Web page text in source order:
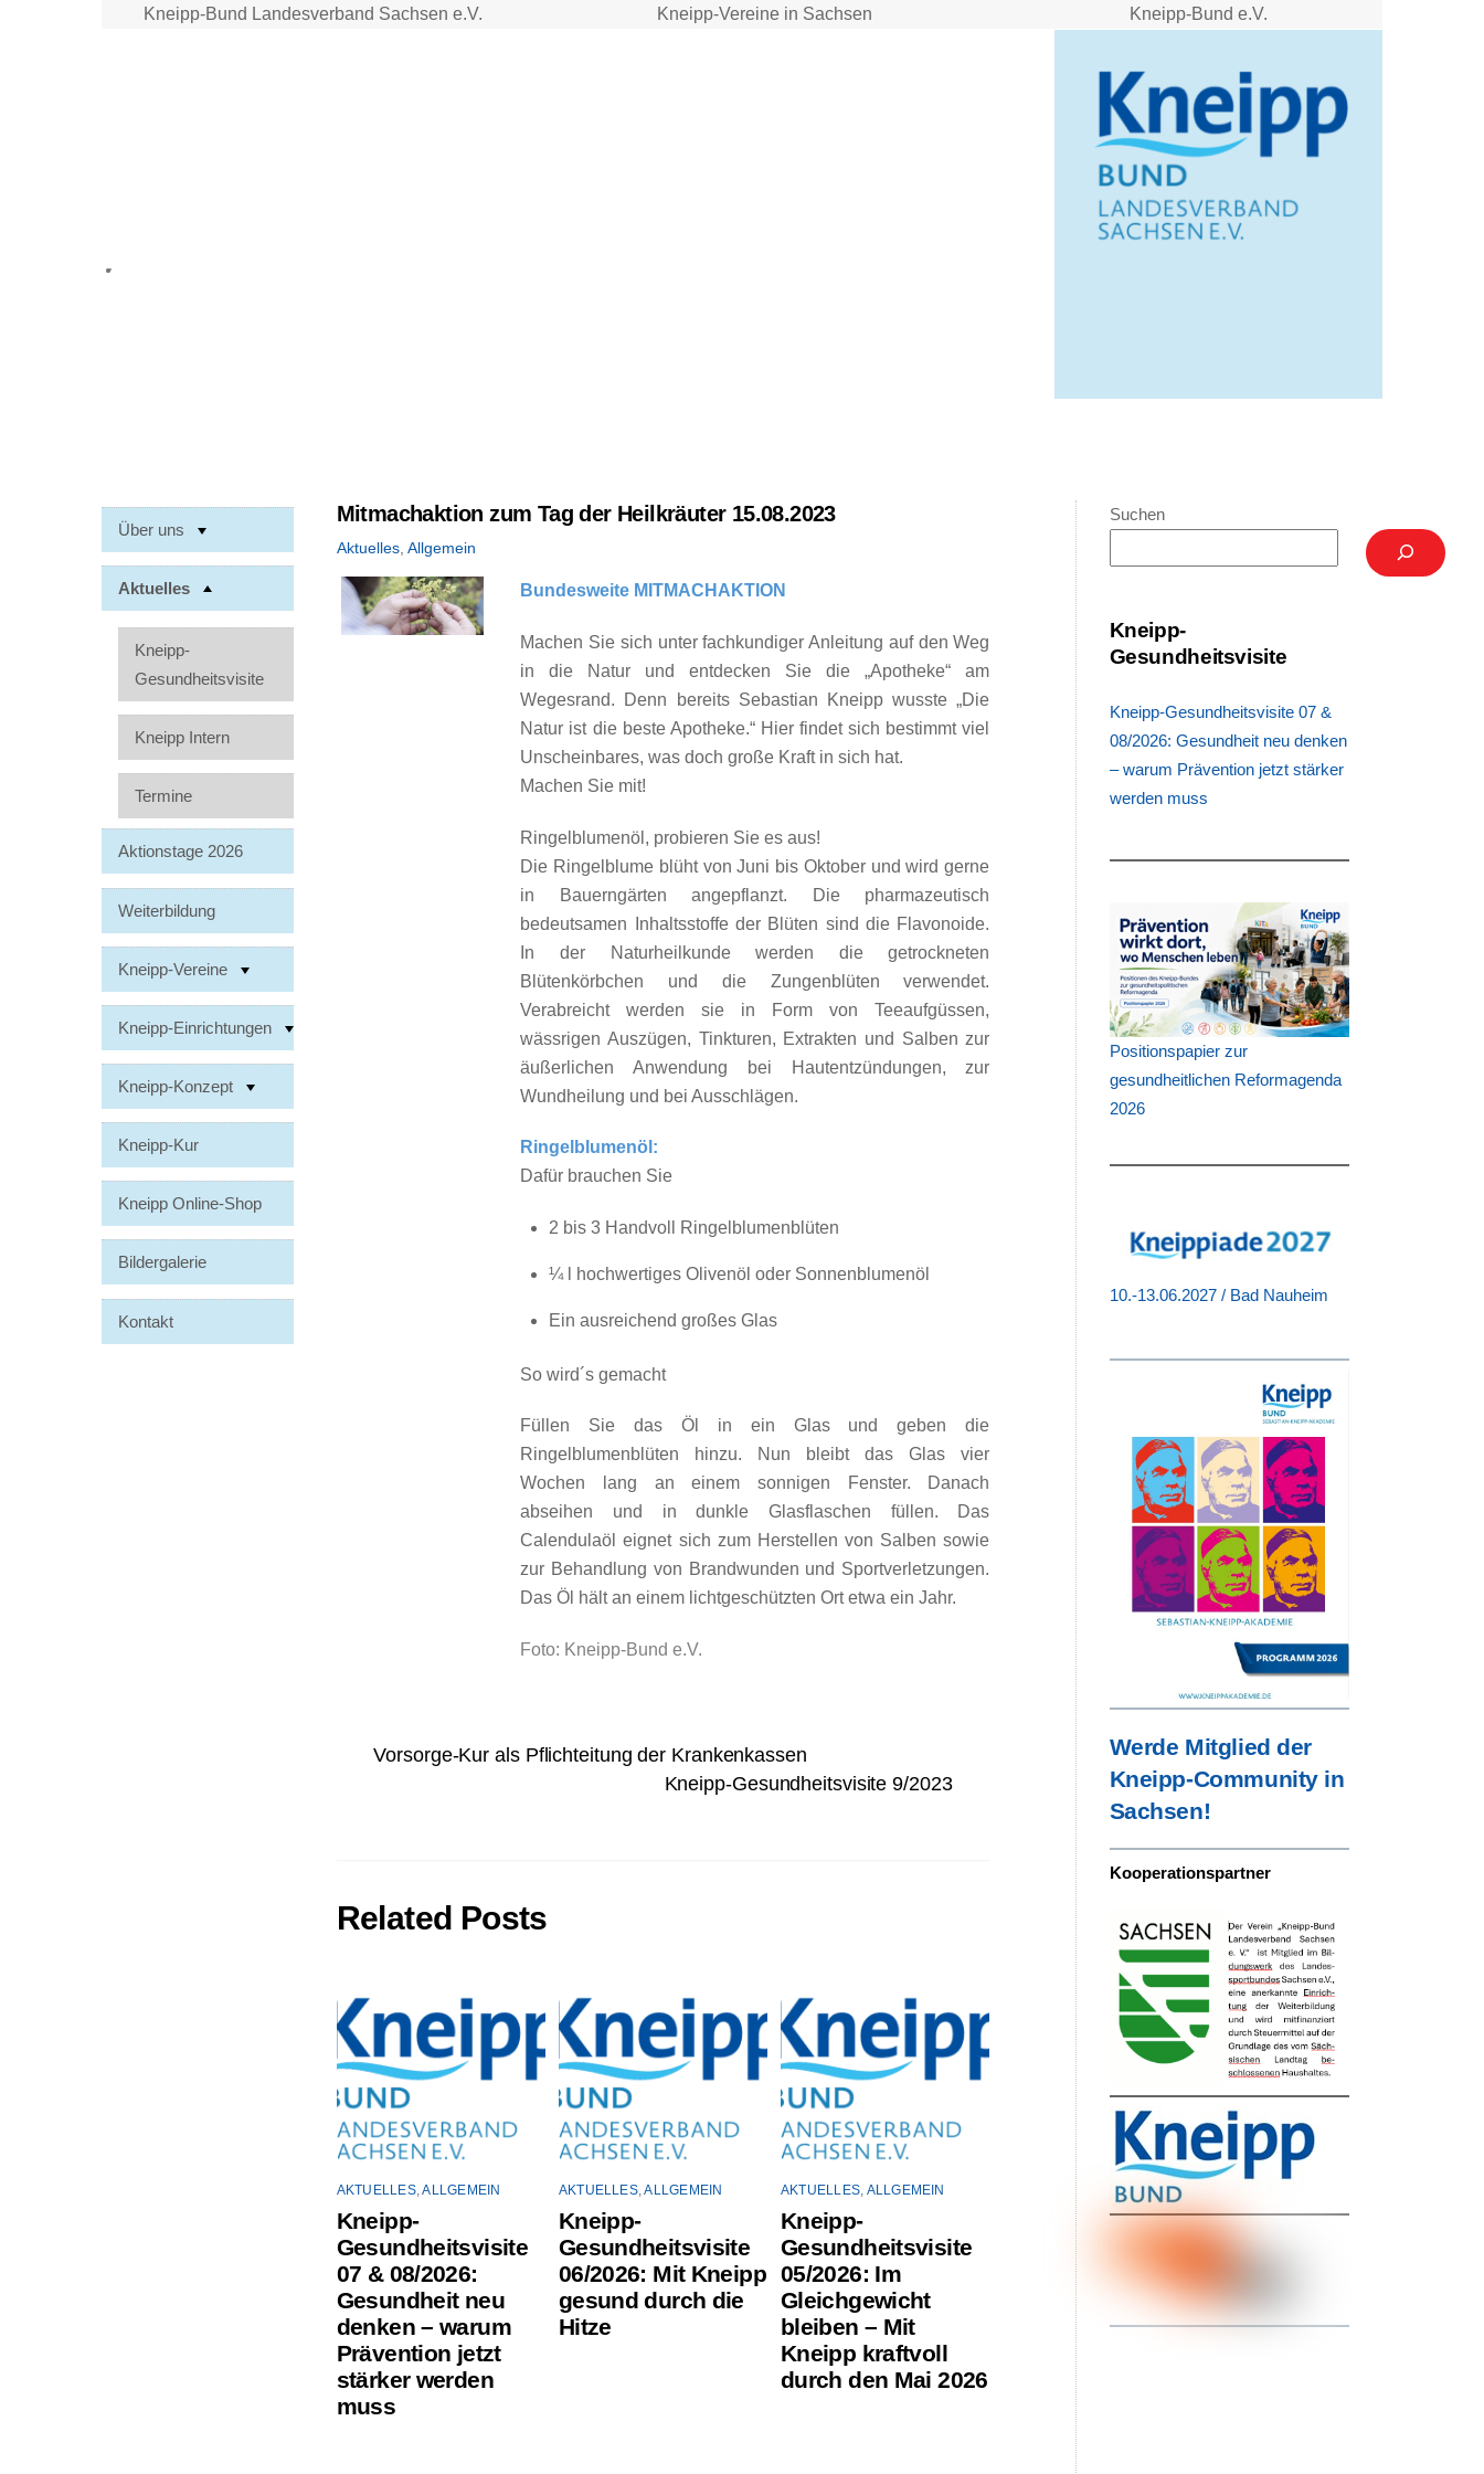
Kneipp-Bund Landesverband Sachsen e.V. Kneipp-Vereine in Sachsen Kneipp-Bund e.V.
Mitmachaktion zum Tag der Heilkräuter 15.08.2023
Aktuelles, Allgemein
Bundesweite MITMACHAKTION
Machen Sie sich unter fachkundiger Anleitung auf den Weg
in die Natur und entdecken Sie die „Apotheke“ am
Wegesrand. Denn bereits Sebastian Kneipp wusste „Die
Natur ist die beste Apotheke.“ Hier findet sich bestimmt viel
Unscheinbares, was doch große Kraft in sich hat.
Machen Sie mit!
Ringelblumenöl, probieren Sie es aus!
Die Ringelblume blüht von Juni bis Oktober und wird gerne
in Bauerngärten angepflanzt. Die pharmazeutisch
bedeutsamen Inhaltsstoffe der Blüten sind die Flavonoide.
In der Naturheilkunde werden die getrockneten
Blütenkörbchen und die Zungenblüten verwendet.
Verabreicht werden sie in Form von Teeaufgüssen,
wässrigen Auszügen, Tinkturen, Extrakten und Salben zur
äußerlichen Anwendung bei Hautentzündungen, zur
Wundheilung und bei Ausschlägen.
Ringelblumenöl:
Dafür brauchen Sie
2 bis 3 Handvoll Ringelblumenblüten
¼ l hochwertiges Olivenöl oder Sonnenblumenöl
Ein ausreichend großes Glas
So wird´s gemacht
Füllen Sie das Öl in ein Glas und geben die
Ringelblumenblüten hinzu. Nun bleibt das Glas vier
Wochen lang an einem sonnigen Fenster. Danach
abseihen und in dunkle Glasflaschen füllen. Das
Calendulaöl eignet sich zum Herstellen von Salben sowie
zur Behandlung von Brandwunden und Sportverletzungen.
Das Öl hält an einem lichtgeschützten Ort etwa ein Jahr.
Foto: Kneipp-Bund e.V.
Vorsorge-Kur als Pflichteitung der Krankenkassen
Kneipp-Gesundheitsvisite 9/2023
Related Posts
AKTUELLES,ALLGEMEIN
Kneipp-
Gesundheitsvisite
07 & 08/2026:
Gesundheit neu
denken – warum
Prävention jetzt
stärker werden
muss
AKTUELLES,ALLGEMEIN
Kneipp-
Gesundheitsvisite
06/2026: Mit Kneipp
gesund durch die
Hitze
AKTUELLES, ALLGEMEIN
Kneipp-
Gesundheitsvisite
05/2026: Im
Gleichgewicht
bleiben – Mit
Kneipp kraftvoll
durch den Mai 2026
Über uns
Aktuelles
Kneipp-
Gesundheitsvisite
Kneipp Intern
Termine
Aktionstage 2026
Weiterbildung
Kneipp-Vereine
Kneipp-Einrichtungen
Kneipp-Konzept
Kneipp-Kur
Kneipp Online-Shop
Bildergalerie
Kontakt
Suchen
Kneipp-
Gesundheitsvisite
Kneipp-Gesundheitsvisite 07 &
08/2026: Gesundheit neu denken
– warum Prävention jetzt stärker
werden muss
Positionspapier zur
gesundheitlichen Reformagenda
2026
10.-13.06.2027 / Bad Nauheim
Werde Mitglied der
Kneipp-Community in
Sachsen!
Kooperationspartner